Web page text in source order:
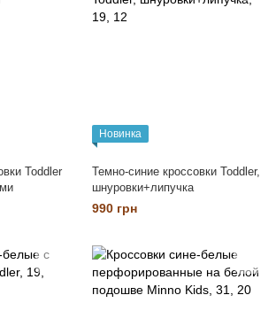
Toddler
Новинка
Темно-синие кроссовки Toddler,
шнуровки+липучка
990 грн